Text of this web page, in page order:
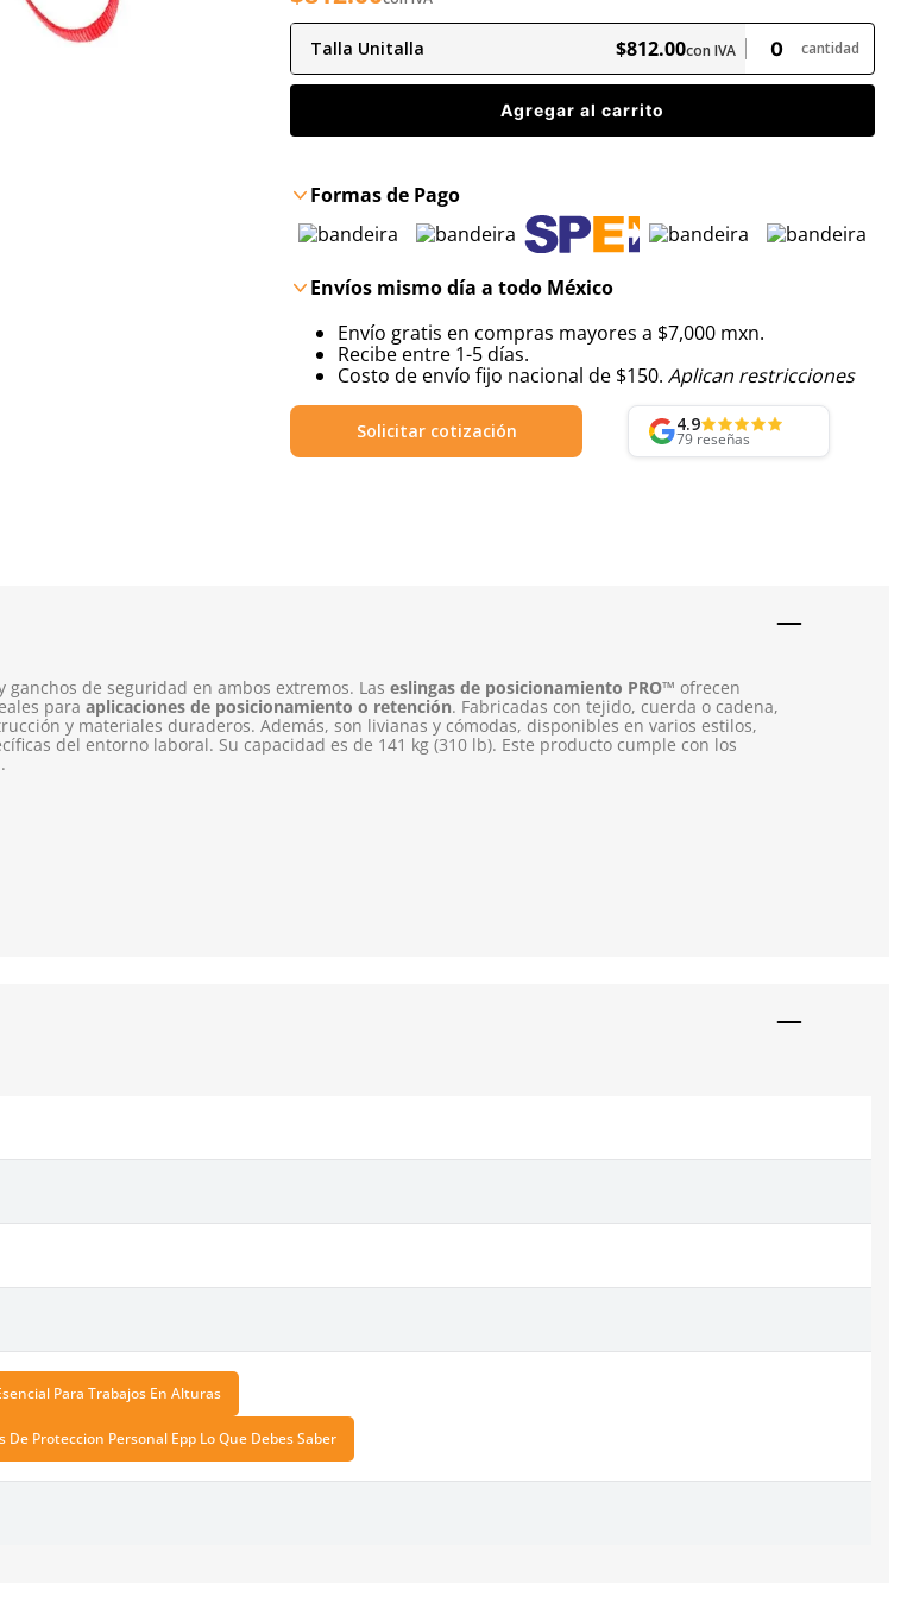
Talla Unitalla $812.00con IVA cantidad
Agregar al carrito
Formas de Pago
Envíos mismo día a todo México
Envío gratis en compras mayores a $7,000 mxn.
Recibe entre 1-5 días.
Costo de envío fijo nacional de $150. Aplican restricciones
Solicitar cotización 4.9
79 reseñas
de seguridad en ambos extremos. Las eslingas de posicionamiento PRO™ ofrecen
para aplicaciones de posicionamiento o retención. Fabricadas con tejido, cuerda o cadena,
y materiales duraderos. Además, son livianas y cómodas, disponibles en varios estilos,
del entorno laboral. Su capacidad es de 141 kg (310 lb). Este producto cumple con los
Para Trabajos En Alturas
De Proteccion Personal Epp Lo Que Debes Saber